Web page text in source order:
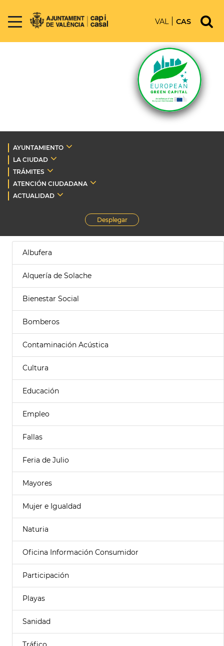
VAL CAS
AYUNTAMIENTO
LA CIUDAD
TRÁMITES
ATENCIÓN CIUDADANA
ACTUALIDAD
Desplegar
Albufera
Alquería de Solache
Bienestar Social
Bomberos
Contaminación Acústica
Cultura
Educación
Empleo
Fallas
Feria de Julio
Mayores
Mujer e Igualdad
Naturia
Oficina Información Consumidor
Participación
Playas
Sanidad